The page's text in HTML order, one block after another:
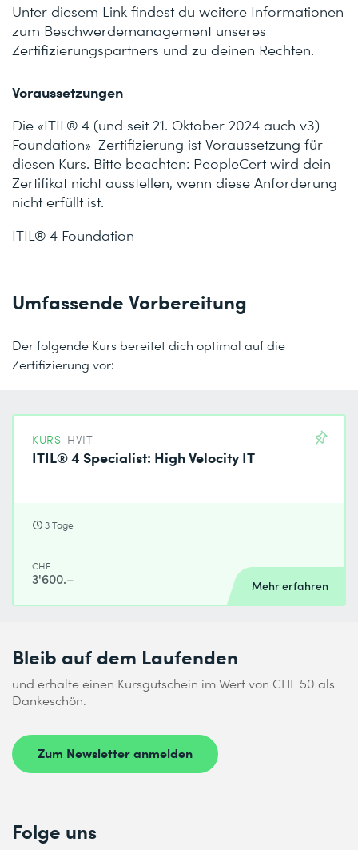
Unter diesem Link findest du weitere Informationen
zum Beschwerdemanagement unseres
Zertifizierungspartners und zu deinen Rechten.
Voraussetzungen
Die «ITIL® 4 (und seit 21. Oktober 2024 auch v3)
Foundation»-Zertifizierung ist Voraussetzung für
diesen Kurs. Bitte beachten: PeopleCert wird dein
Zertifikat nicht ausstellen, wenn diese Anforderung
nicht erfüllt ist.
ITIL® 4 Foundation
Umfassende Vorbereitung
Der folgende Kurs bereitet dich optimal auf die
Zertifizierung vor:
KURS HVIT
ITIL® 4 Specialist: High Velocity IT
3 Tage
CHF
3'600.– Mehr erfahren
Bleib auf dem Laufenden
und erhalte einen Kursgutschein im Wert von CHF 50 als
Dankeschön.
Zum Newsletter anmelden
Folge uns